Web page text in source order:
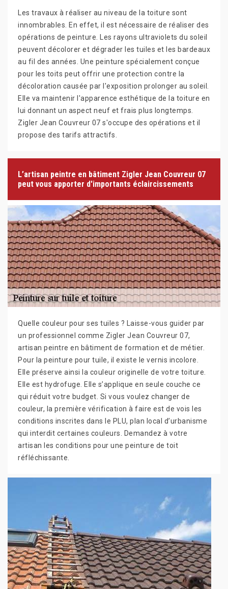
Les travaux à réaliser au niveau de la toiture sont
innombrables. En effet, il est nécessaire de réaliser des
opérations de peinture. Les rayons ultraviolets du soleil
peuvent décolorer et dégrader les tuiles et les bardeaux
au fil des années. Une peinture spécialement conçue
pour les toits peut offrir une protection contre la
décoloration causée par l'exposition prolonger au soleil.
Elle va maintenir l'apparence esthétique de la toiture en
lui donnant un aspect neuf et frais plus longtemps.
Zigler Jean Couvreur 07 s'occupe des opérations et il
propose des tarifs attractifs.
L’artisan peintre en bâtiment Zigler Jean Couvreur 07
peut vous apporter d'importants éclaircissements
Quelle couleur pour ses tuiles ? Laisse-vous guider par
un professionnel comme Zigler Jean Couvreur 07,
artisan peintre en bâtiment de formation et de métier.
Pour la peinture pour tuile, il existe le vernis incolore.
Elle préserve ainsi la couleur originelle de votre toiture.
Elle est hydrofuge. Elle s’applique en seule couche ce
qui réduit votre budget. Si vous voulez changer de
couleur, la première vérification à faire est de vois les
conditions inscrites dans le PLU, plan local d’urbanisme
qui interdit certaines couleurs. Demandez à votre
artisan les conditions pour une peinture de toit
réfléchissante.